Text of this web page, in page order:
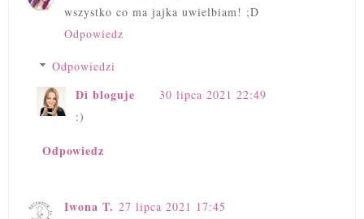
wszystko co ma jajka uwielbiam! ;D
Odpowiedz
Odpowiedzi
Di bloguje
30 lipca 2021 22:49
:)
Odpowiedz
Iwona T. 27 lipca 2021 17:45